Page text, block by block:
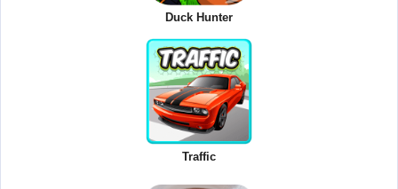
Duck Hunter
Traffic